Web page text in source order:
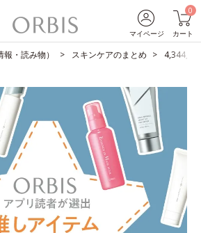
マイページ
0
カート
・読み物） スキンケアのまとめ 4,344人